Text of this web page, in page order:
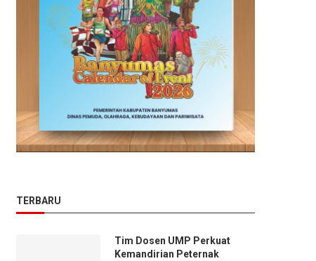
TERBARU
Tim Dosen UMP Perkuat
Kemandirian Peternak